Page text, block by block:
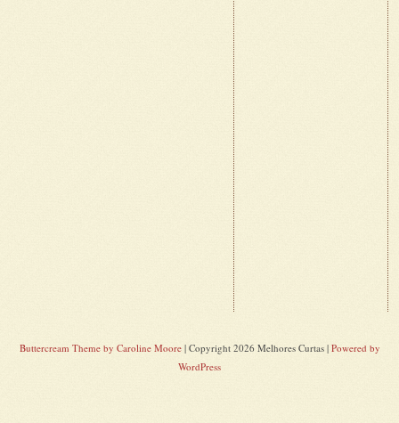
Buttercream Theme by Caroline Moore| Copyright 2026 Melhores Curtas | Powered by
WordPress